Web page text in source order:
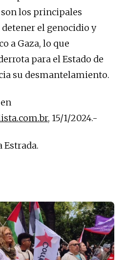
los principales
el genocidio y
a Gaza, lo que
para el Estado de
su desmantelamiento.
, 15/1/2024.-
Estrada.